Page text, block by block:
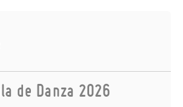
de Danza 2026